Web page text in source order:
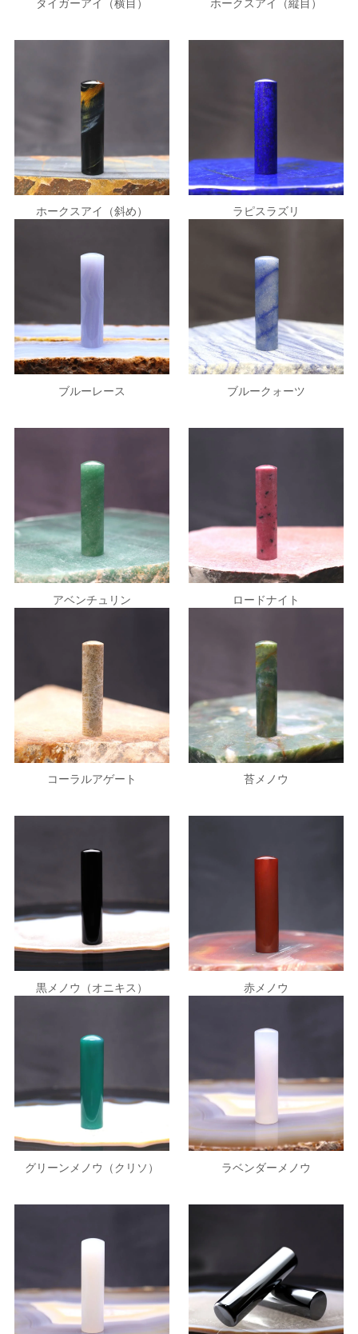
タイガーアイ（横目） ホークスアイ（縦目）
ホークスアイ（斜め） ラピスラズリ
ブルーレース ブルークォーツ
アベンチュリン ロードナイト
コーラルアゲート 苔メノウ
黒メノウ（オニキス） 赤メノウ
グリーンメノウ（クリソ） ラベンダーメノウ